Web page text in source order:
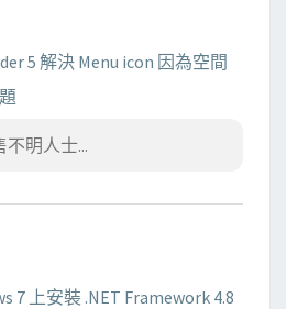
5 解決 Menu icon 因為空間
不明人士...
7 上安裝 .NET Framework 4.8